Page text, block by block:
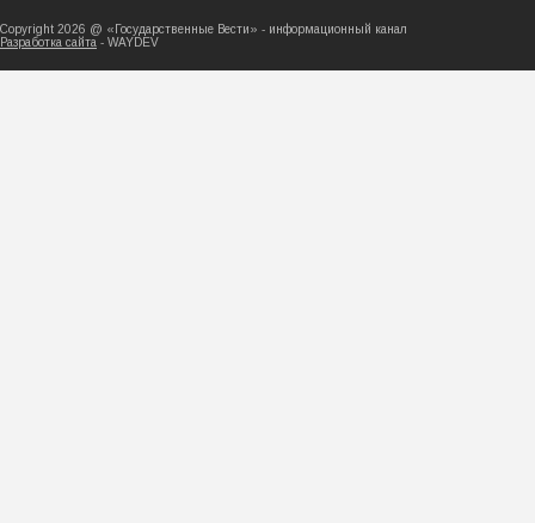
Copyright 2026 @ «Государственные Вести» -
Разработка сайта - WAYDEV